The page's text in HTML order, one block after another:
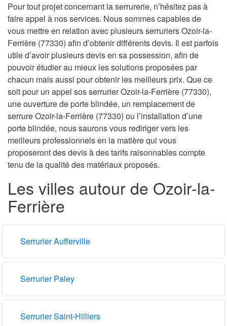
Pour tout projet concernant la serrurerie, n’hésitez pas à
faire appel à nos services. Nous sommes capables de
vous mettre en relation avec plusieurs serruriers Ozoir-la-
Ferrière (77330) afin d’obtenir différents devis. Il est parfois
utile d’avoir plusieurs devis en sa possession, afin de
pouvoir étudier au mieux les solutions proposées par
chacun mais aussi pour obtenir les meilleurs prix. Que ce
soit pour un appel sos serrurier Ozoir-la-Ferrière (77330),
une ouverture de porte blindée, un remplacement de
serrure Ozoir-la-Ferrière (77330) ou l’installation d’une
porte blindée, nous saurons vous rediriger vers les
meilleurs professionnels en la matière qui vous
proposeront des devis à des tarifs raisonnables compte
tenu de la qualité des matériaux proposés.
Les villes autour de Ozoir-la-
Ferrière
Serrurier Aufferville
Serrurier Paley
Serrurier Saint-Hilliers